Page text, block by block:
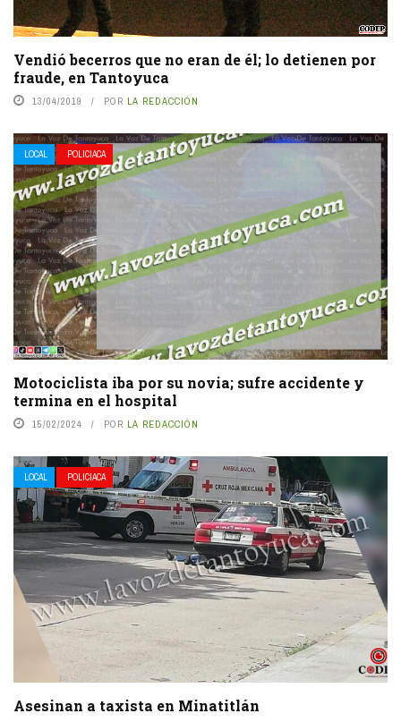
Vendió becerros que no eran de él; lo detienen por
fraude, en Tantoyuca
13/04/2019 POR LA REDACCIÓN
LOCAL POLICIACA
Motociclista iba por su novia; sufre accidente y
termina en el hospital
15/02/2024 POR LA REDACCIÓN
LOCAL POLICIACA
Asesinan a taxista en Minatitlán